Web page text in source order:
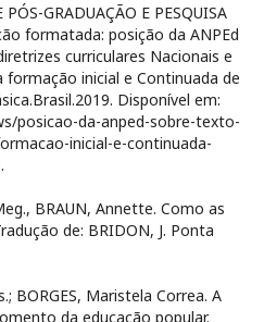
GRADUAÇÃO E PESQUISA
formatada: posição da ANPEd
curriculares Nacionais e
inicial e Continuada de
Disponível em:
posicao-da-anped-sobre-texto-
inicial-e-continuada-
BRAUN, Annette. Como as
de: BRIDON, J. Ponta
BORGES, Maristela Correa. A
da educação popular.